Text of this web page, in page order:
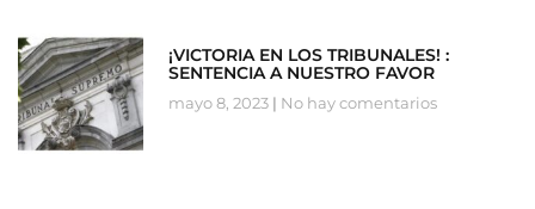
¡VICTORIA EN LOS TRIBUNALES! :
SENTENCIA A NUESTRO FAVOR
mayo 8, 2023 No hay comentarios